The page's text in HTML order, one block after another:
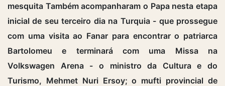
mesquita Também acompanharam o Papa nesta etapa
inicial de seu terceiro dia na Turquia - que prossegue
com uma visita ao Fanar para encontrar o patriarca
Bartolomeu e terminará com uma Missa na
Volkswagen Arena - o ministro da Cultura e do
Turismo, Mehmet Nuri Ersoy; o mufti provincial de